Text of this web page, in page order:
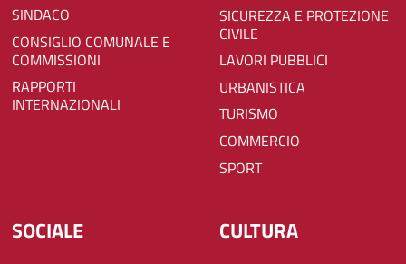
SINDACO
CONSIGLIO COMUNALE E
COMMISSIONI
RAPPORTI
INTERNAZIONALI
SICUREZZA E PROTEZIONE
CIVILE
LAVORI PUBBLICI
URBANISTICA
TURISMO
COMMERCIO
SPORT
SOCIALE CULTURA